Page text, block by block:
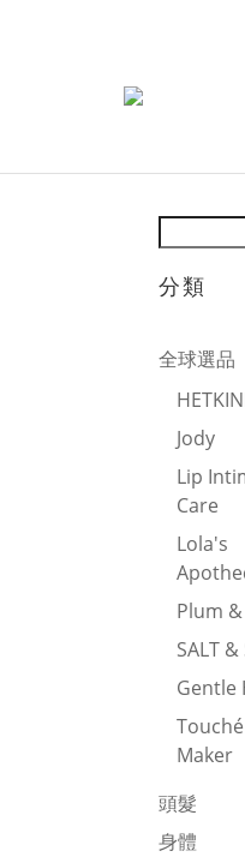
分類
全球選品
Jody
Lip
Care
Lola's
Plum
SALT &
Gentle
Maker
頭髮
身體